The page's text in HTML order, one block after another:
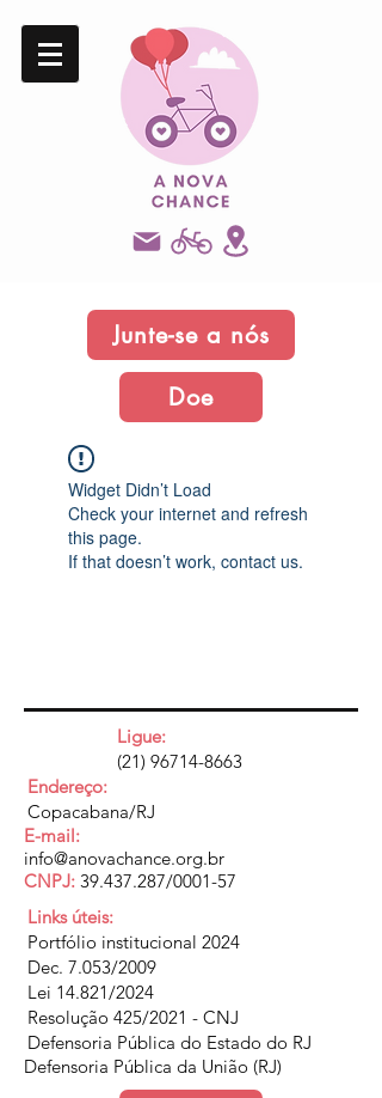
Junte-se a nós
Doe
Widget Didn’t Load
Check your internet and refresh
this page.
If that doesn’t work, contact us.
Ligue:
(21) 96714-8663
Endereço:
Copacabana/RJ
E-mail:
info@anovachance.org.br
CNPJ: 39.437.287/0001-57
Links úteis:
Portfólio institucional 2024
Dec. 7.053/2009
Lei 14.821/2024
Resolução 425/2021 - CNJ
Defensoria Pública do Estado do RJ
Defensoria Pública da União (RJ)